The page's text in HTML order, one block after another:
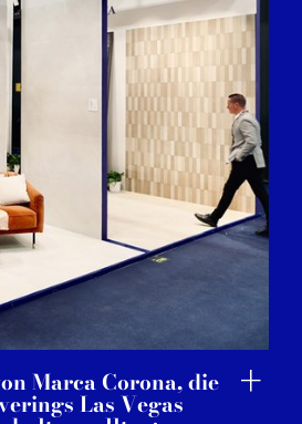
Marca Corona, die
Las Vegas